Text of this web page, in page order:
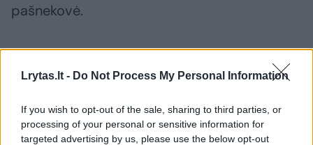
Lrytas.lt - Do Not Process My Personal Information
If you wish to opt-out of the sale, sharing to third parties, or
processing of your personal or sensitive information for
targeted advertising by us, please use the below opt-out
pašnekovė.
užsieniečiai, anot I.Švanienės, matyti tik
būdavo daugiau.